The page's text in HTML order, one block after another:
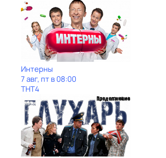
Интерны
7 авг, пт в 08:00
ТНТ4